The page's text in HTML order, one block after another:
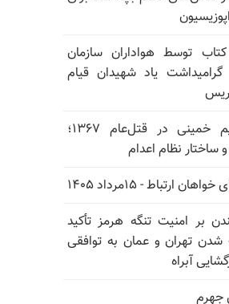
کتاب توسط هواداران سازمان
یاد شهیدان قیام
نقش مستقیم خمینی در قتل‌عام ۱۳۶۷؛
ساختار نظام اعدام
ارتباط - ۱۵مرداد ۱۴۰۵
بر امنیت تنگه هرمز تأکید
شدن تهران و عمان به توافقی
آبراه
جهرم